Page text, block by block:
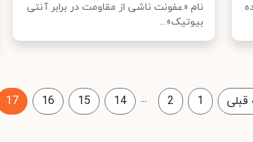
نام «عفونت ناشی از مقاومت در برابر آنتی
بیوتیک»...
1
2
...
14
15
16
17